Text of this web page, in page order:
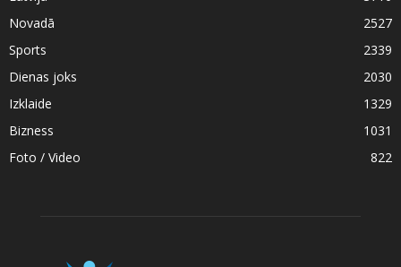
Novadā
2527
Sports
2339
Dienas joks
2030
Izklaide
1329
Bizness
1031
Foto / Video
822